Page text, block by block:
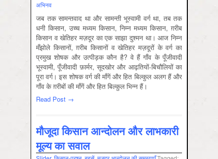
अभिनव
जब तक सामन्तवाद था और सामन्ती भूस्वामी वर्ग था, तब तक
धनी किसान, उच्च मध्यम किसान, निम्न मध्यम किसान, ग़रीब
किसान व खेतिहर मज़दूर का एक साझा दुश्मन था। आज निम्न
मँझोले किसानों, ग़रीब किसानों व खेतिहर मज़दूरों के वर्ग का
प्रमुख शोषक और उत्पीड़क कौन है? वे हैं गाँव के पूँजीवादी
भूस्वामी, पूँजीवादी फ़ार्मर, सूदखोर और आढ़तियों-बिचौलियों का
पूरा वर्ग। इस शोषक वर्ग की माँगें और हित बिल्कुल अलग हैं और
गाँव के ग़रीबों की माँगें और हित बिल्कुल भिन्न हैं।
Read Post →
मौजूदा किसान आन्दोलन और लाभकारी
मूल्य का सवाल